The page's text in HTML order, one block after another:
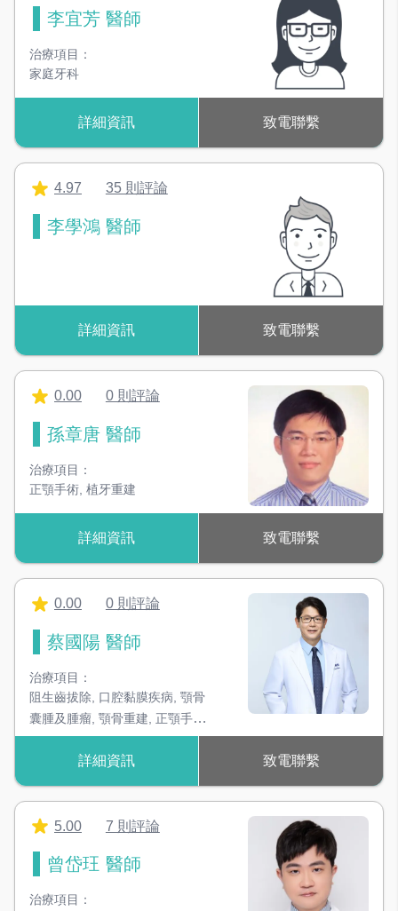
李宜芳 醫師
治療項目：
家庭牙科
詳細資訊 致電聯繫
4.97 35 則評論
李學鴻 醫師
詳細資訊 致電聯繫
0.00 0 則評論
孫章唐 醫師
治療項目：
正顎手術 植牙重建
詳細資訊 致電聯繫
0.00 0 則評論
蔡國陽 醫師
治療項目：
阻生齒拔除
口腔黏膜疾病 顎骨
囊腫及腫瘤 顎骨重建 正顎手術
顳顎關節障礙,口腔癌,ALL-on-4
詳細資訊 致電聯繫
5.00 7 則評論
曾岱玨 醫師
治療項目：